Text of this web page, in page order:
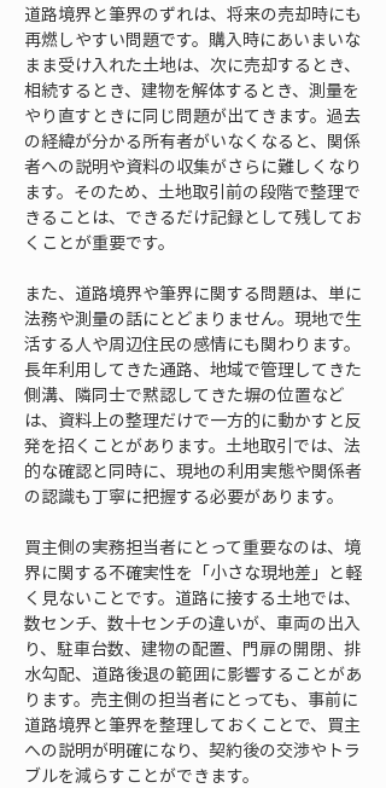
道路境界と筆界のずれは、将来の売却時にも
再燃しやすい問題です。購入時にあいまいな
まま受け入れた土地は、次に売却するとき、
相続するとき、建物を解体するとき、測量を
やり直すときに同じ問題が出てきます。過去
の経緯が分かる所有者がいなくなると、関係
者への説明や資料の収集がさらに難しくなり
ます。そのため、土地取引前の段階で整理で
きることは、できるだけ記録として残してお
くことが重要です。
また、道路境界や筆界に関する問題は、単に
法務や測量の話にとどまりません。現地で生
活する人や周辺住民の感情にも関わります。
長年利用してきた通路、地域で管理してきた
側溝、隣同士で黙認してきた塀の位置など
は、資料上の整理だけで一方的に動かすと反
発を招くことがあります。土地取引では、法
的な確認と同時に、現地の利用実態や関係者
の認識も丁寧に把握する必要があります。
買主側の実務担当者にとって重要なのは、境
界に関する不確実性を「小さな現地差」と軽
く見ないことです。道路に接する土地では、
数センチ、数十センチの違いが、車両の出入
り、駐車台数、建物の配置、門扉の開閉、排
水勾配、道路後退の範囲に影響することがあ
ります。売主側の担当者にとっても、事前に
道路境界と筆界を整理しておくことで、買主
への説明が明確になり、契約後の交渉やトラ
ブルを減らすことができます。